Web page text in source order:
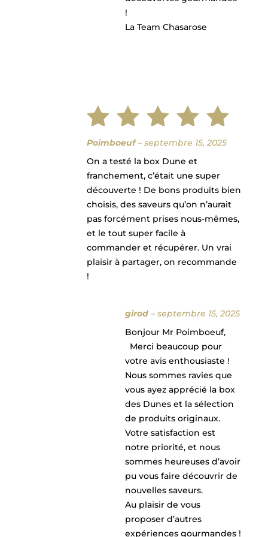
!
La Team Chasarose
Note5
sur 5
Poimboeuf– septembre 15, 2025
On a testé la box Dune et
franchement, c’était une super
découverte ! De bons produits bien
choisis, des saveurs qu’on n’aurait
pas forcément prises nous-mêmes,
et le tout super facile à
commander et récupérer. Un vrai
plaisir à partager, on recommande
!
girod – septembre 15, 2025
Bonjour Mr Poimboeuf,
Merci beaucoup pour
votre avis enthousiaste !
Nous sommes ravies que
vous ayez apprécié la box
des Dunes et la sélection
de produits originaux.
Votre satisfaction est
notre priorité, et nous
sommes heureuses d’avoir
pu vous faire découvrir de
nouvelles saveurs.
Au plaisir de vous
proposer d’autres
expériences gourmandes !